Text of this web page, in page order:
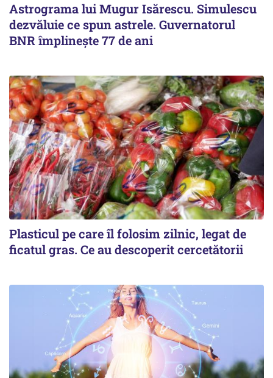
Astrograma lui Mugur Isărescu. Simulescu
dezvăluie ce spun astrele. Guvernatorul
BNR împlinește 77 de ani
Plasticul pe care îl folosim zilnic, legat de
ficatul gras. Ce au descoperit cercetătorii